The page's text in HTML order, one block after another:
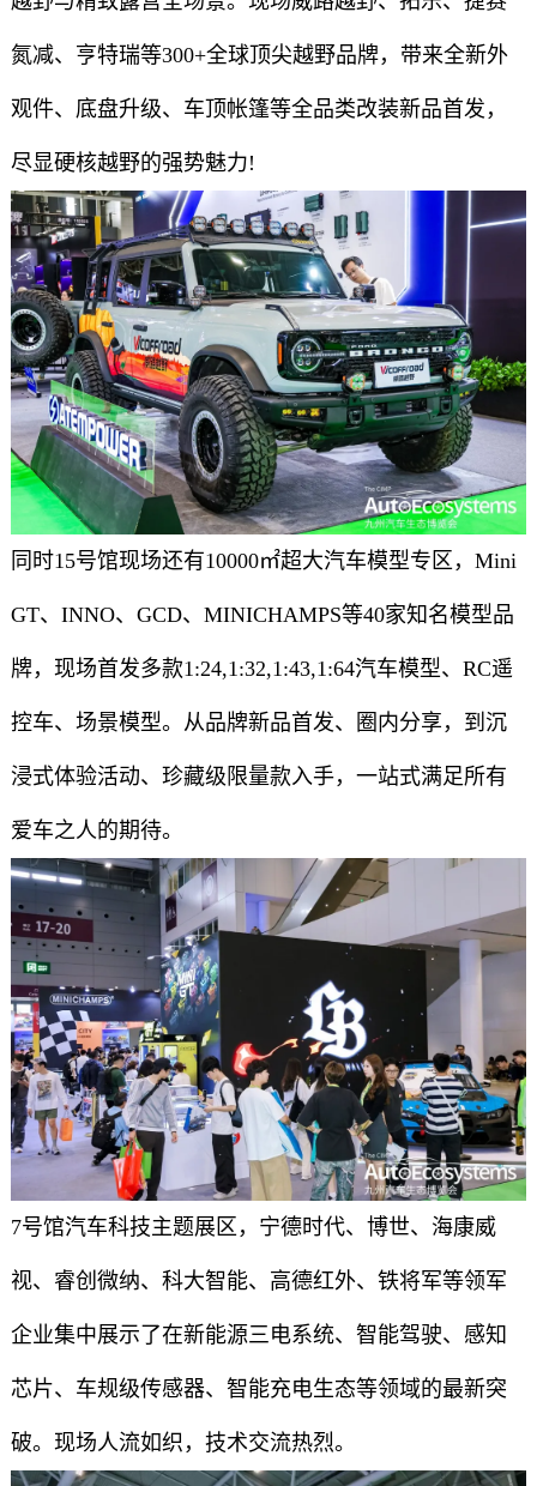
氮减、亨特瑞等300+全球顶尖越野品牌，带来全新外
观件、底盘升级、车顶帐篷等全品类改装新品首发，
尽显硬核越野的强势魅力!
同时15号馆现场还有10000㎡超大汽车模型专区，Mini
GT、INNO、GCD、MINICHAMPS等40家知名模型品
牌，现场首发多款1:24,1:32,1:43,1:64汽车模型、RC遥
控车、场景模型。从品牌新品首发、圈内分享，到沉
浸式体验活动、珍藏级限量款入手，一站式满足所有
爱车之人的期待。
7号馆汽车科技主题展区，宁德时代、博世、海康威
视、睿创微纳、科大智能、高德红外、铁将军等领军
企业集中展示了在新能源三电系统、智能驾驶、感知
芯片、车规级传感器、智能充电生态等领域的最新突
破。现场人流如织，技术交流热烈。